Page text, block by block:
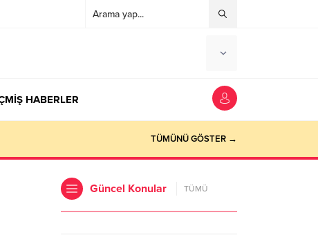
HABERLER
TÜMÜNÜ GÖSTER →
Güncel Konular TÜMÜ